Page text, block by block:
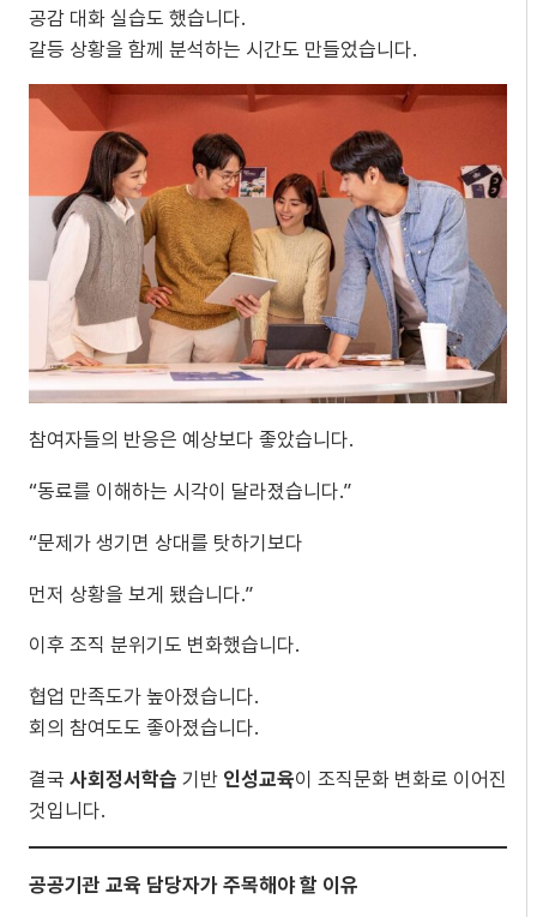
공감 대화 실습도 했습니다.
갈등 상황을 함께 분석하는 시간도 만들었습니다.
참여자들의 반응은 예상보다 좋았습니다.
“동료를 이해하는 시각이 달라졌습니다.”
“문제가 생기면 상대를 탓하기보다
먼저 상황을 보게 됐습니다.”
이후 조직 분위기도 변화했습니다.
협업 만족도가 높아졌습니다.
회의 참여도도 좋아졌습니다.
결국 사회정서학습 기반 인성교육이 조직문화 변화로 이어진
것입니다.
공공기관 교육 담당자가 주목해야 할 이유